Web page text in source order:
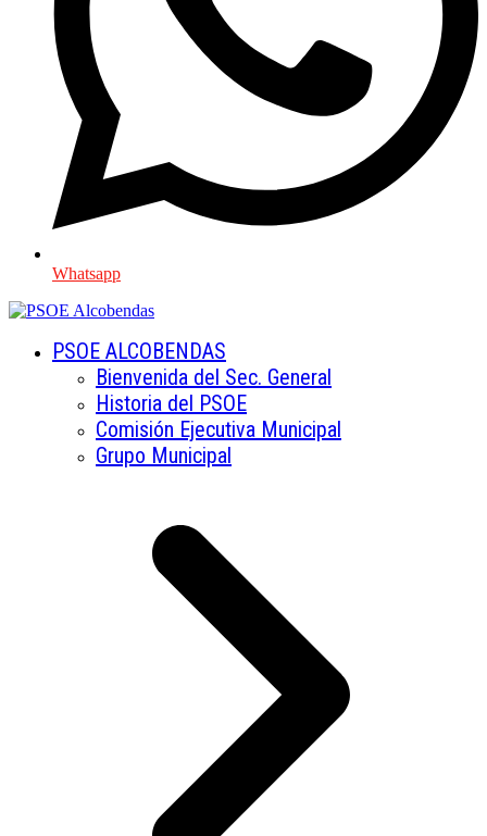
Whatsapp
PSOE ALCOBENDAS
Bienvenida del Sec. General
Historia del PSOE
Comisión Ejecutiva Municipal
Grupo Municipal